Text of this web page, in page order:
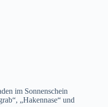
im Sonnenschein
„Hakennase“ und